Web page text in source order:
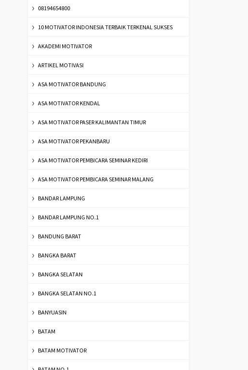
08194654800
10 MOTIVATOR INDONESIA TERBAIK TERKENAL SUKSES
AKADEMI MOTIVATOR
ARTIKEL MOTIVASI
ASA MOTIVATOR BANDUNG
ASA MOTIVATOR KENDAL
ASA MOTIVATOR PASER KALIMANTAN TIMUR
ASA MOTIVATOR PEKANBARU
ASA MOTIVATOR PEMBICARA SEMINAR KEDIRI
ASA MOTIVATOR PEMBICARA SEMINAR MALANG
BANDAR LAMPUNG
BANDAR LAMPUNG NO.1
BANDUNG BARAT
BANGKA BARAT
BANGKA SELATAN
BANGKA SELATAN NO.1
BANYUASIN
BATAM
BATAM MOTIVATOR